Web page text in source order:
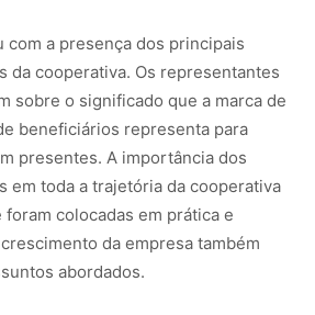
com a presença dos principais
da cooperativa. Os representantes
sobre o significado que a marca de
beneficiários representa para
presentes. A importância dos
em toda a trajetória da cooperativa
colocadas em prática e
da empresa também
abordados.